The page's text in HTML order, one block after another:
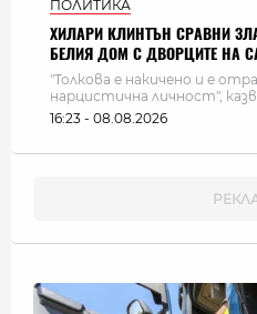
ПОЛИТИКА
ХИЛАРИ КЛИНТЪН СРАВНИ
БЕЛИЯ ДОМ С ДВОРЦИТЕ НА
"Толкова е накичено и е
нарцистична личност",
16:23 - 08.08.2026